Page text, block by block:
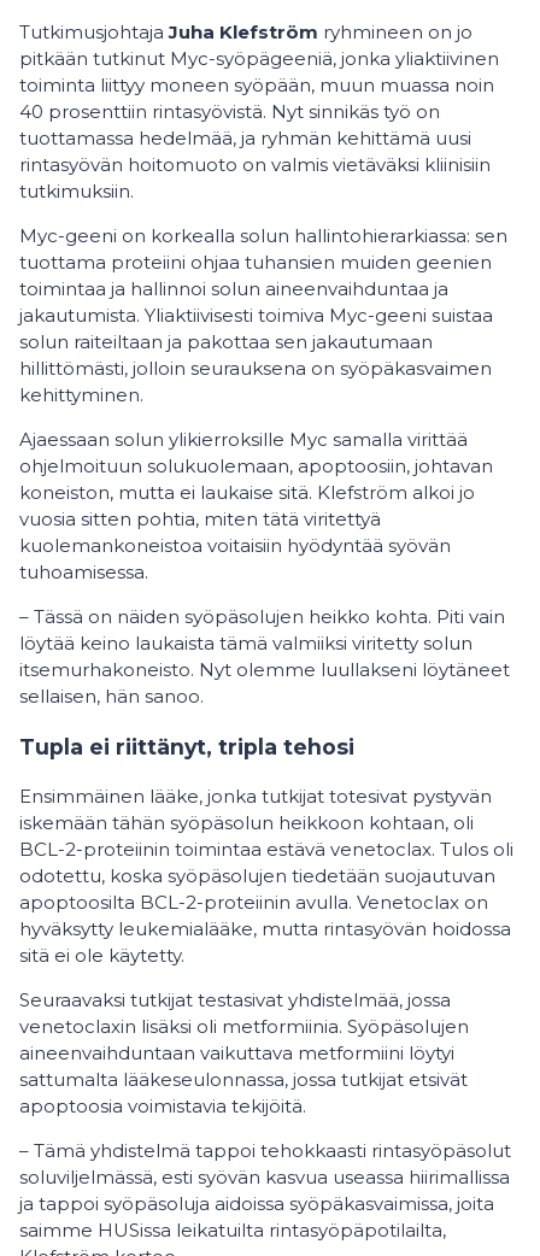
TutkimusjohtajaJuha Klefström ryhmineen on jo
pitkään tutkinut Myc-syöpägeeniä, jonka yliaktiivinen
toiminta liittyy moneen syöpään, muun muassa noin
40 prosenttiin rintasyövistä. Nyt sinnikäs työ on
tuottamassa hedelmää, ja ryhmän kehittämä uusi
rintasyövän hoitomuoto on valmis vietäväksi kliinisiin
tutkimuksiin.
Myc-geeni on korkealla solun hallintohierarkiassa: sen
tuottama proteiini ohjaa tuhansien muiden geenien
toimintaa ja hallinnoi solun aineenvaihduntaa ja
jakautumista. Yliaktiivisesti toimiva Myc-geeni suistaa
solun raiteiltaan ja pakottaa sen jakautumaan
hillittömästi, jolloin seurauksena on syöpäkasvaimen
kehittyminen.
Ajaessaan solun ylikierroksille Myc samalla virittää
ohjelmoituun solukuolemaan, apoptoosiin, johtavan
koneiston, mutta ei laukaise sitä. Klefström alkoi jo
vuosia sitten pohtia, miten tätä viritettyä
kuolemankoneistoa voitaisiin hyödyntää syövän
tuhoamisessa.
– Tässä on näiden syöpäsolujen heikko kohta. Piti vain
löytää keino laukaista tämä valmiiksi viritetty solun
itsemurhakoneisto. Nyt olemme luullakseni löytäneet
sellaisen, hän sanoo.
Tupla ei riittänyt, tripla tehosi
Ensimmäinen lääke, jonka tutkijat totesivat pystyvän
iskemään tähän syöpäsolun heikkoon kohtaan, oli
BCL-2-proteiinin toimintaa estävä venetoclax. Tulos oli
odotettu, koska syöpäsolujen tiedetään suojautuvan
apoptoosilta BCL-2-proteiinin avulla. Venetoclax on
hyväksytty leukemialääke, mutta rintasyövän hoidossa
sitä ei ole käytetty.
Seuraavaksi tutkijat testasivat yhdistelmää, jossa
venetoclaxin lisäksi oli metformiinia. Syöpäsolujen
aineenvaihduntaan vaikuttava metformiini löytyi
sattumalta lääkeseulonnassa, jossa tutkijat etsivät
apoptoosia voimistavia tekijöitä.
– Tämä yhdistelmä tappoi tehokkaasti rintasyöpäsolut
soluviljelmässä, esti syövän kasvua useassa hiirimallissa
ja tappoi syöpäsoluja aidoissa syöpäkasvaimissa, joita
saimme HUSissa leikatuilta rintasyöpäpotilailta,